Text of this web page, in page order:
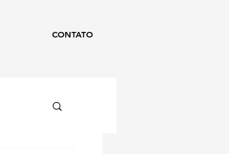
CONTATO